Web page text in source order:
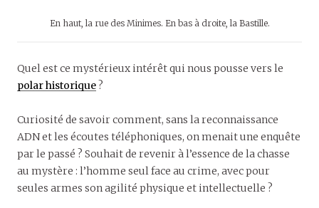
En haut, la rue des Minimes. En bas à droite, la Bastille.
Quel est ce mystérieux intérêt qui nous pousse vers le
polar historique ?
Curiosité de savoir comment, sans la reconnaissance
ADN et les écoutes téléphoniques, on menait une enquête
par le passé ? Souhait de revenir à l’essence de la chasse
au mystère : l’homme seul face au crime, avec pour
seules armes son agilité physique et intellectuelle ?